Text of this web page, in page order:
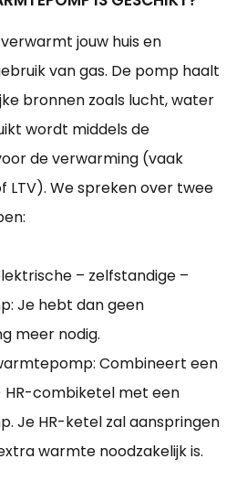
jouw huis en
van gas. De pomp haalt
bronnen zoals lucht, water
wordt middels de
de verwarming (vaak
LTV). We spreken over twee
– zelfstandige –
Je hebt dan geen
meer nodig.
Combineert een
combiketel met een
Je HR-ketel zal aanspringen
warmte noodzakelijk is.